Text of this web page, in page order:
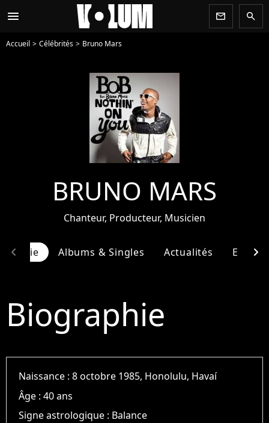
menu newsletter search
Accueil Célébrités Bruno Mars
BRUNO MARS
Chanteur, Producteur, Musicien
Albums & Singles Actualités
chevron_left chevron_right
Biographie
Naissance :8 octobre 1985, Honolulu, Havaí
Âge :40 ans
Signe astrologique : Balance